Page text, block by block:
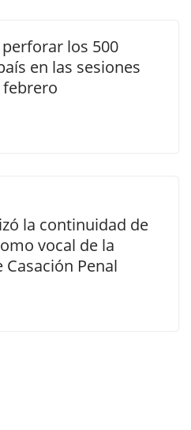
los 500
en las sesiones
la continuidad de
vocal de la
Casación Penal